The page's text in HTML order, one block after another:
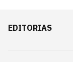
EDITORIAS